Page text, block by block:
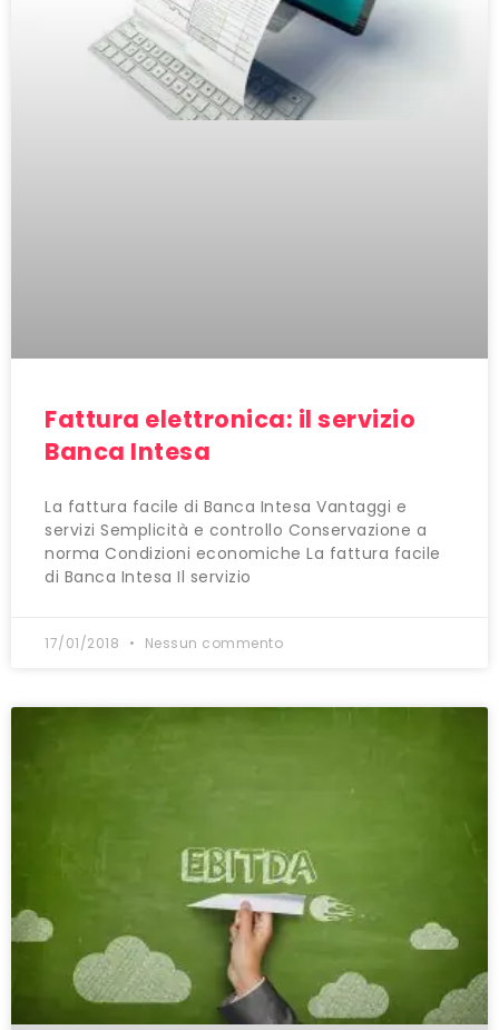
Fattura elettronica: il servizio
Banca Intesa
La fattura facile di Banca Intesa Vantaggi e
servizi Semplicità e controllo Conservazione a
norma Condizioni economiche La fattura facile
di Banca Intesa Il servizio
17/01/2018 Nessun commento